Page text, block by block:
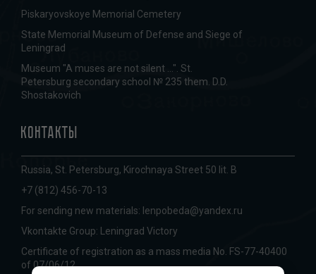
Piskaryovskoye Memorial Cemetery
State Memorial Museum of Defense and Siege of
Leningrad
Museum "A muses are not silent ...". St.
Petersburg secondary school № 235 them. D.D.
Shostakovich
Контакты
Russia, St. Petersburg, Kirochnaya Street 50 lit. B
+7 (812) 456-70-13
For sending new materials: lenpobeda@yandex.ru
Vkontakte Group:
Leningrad Victory
Certificate of registration as a mass media No. FS-77-40400
of 07/06/12